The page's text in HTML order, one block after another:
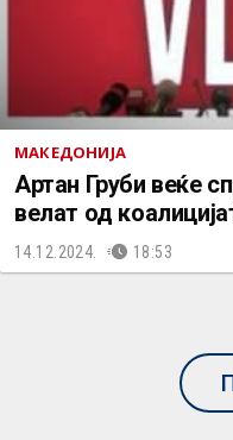
МАКЕДОНИЈА
Артан Груби веќе
велат од
14.12.2024. 18:53